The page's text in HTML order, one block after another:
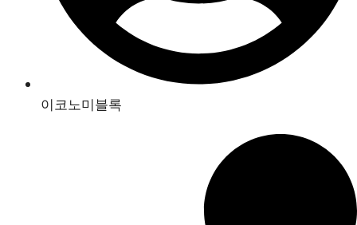
이코노미블록